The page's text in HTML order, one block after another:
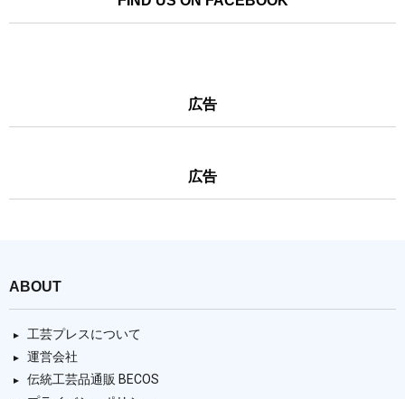
広告
広告
ABOUT
工芸プレスについて
運営会社
伝統工芸品通販 BECOS